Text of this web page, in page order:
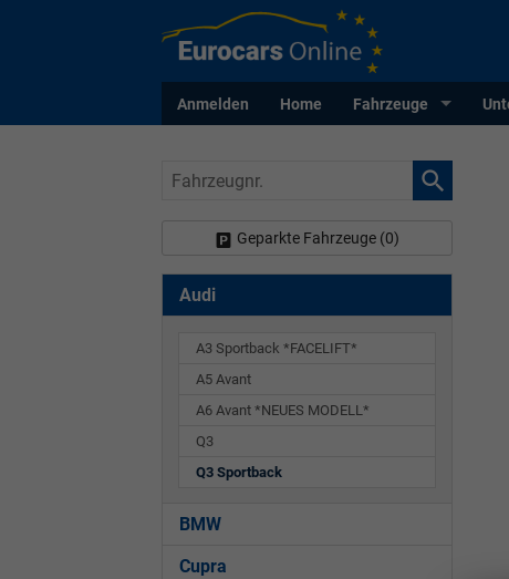
Anmelden Home Fahrzeuge
Fahrzeugnr.
Geparkte Fahrzeuge (0)
Audi
A3 Sportback *FACELIFT*
A5 Avant
A6 Avant *NEUES MODELL*
Q3
Q3 Sportback
BMW
Cupra